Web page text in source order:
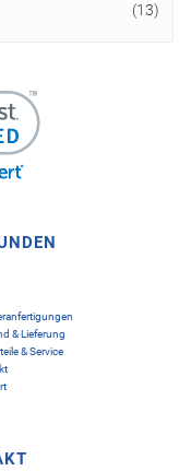
(13)
& Lieferung
& Service